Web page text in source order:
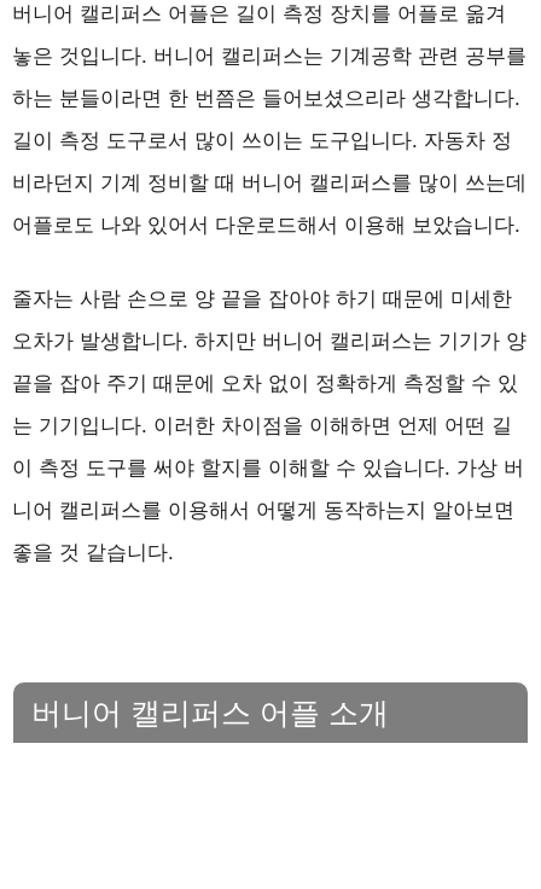
버니어 캘리퍼스 어플은 길이 측정 장치를 어플로 옮겨
놓은 것입니다. 버니어 캘리퍼스는 기계공학 관련 공부를
하는 분들이라면 한 번쯤은 들어보셨으리라 생각합니다.
길이 측정 도구로서 많이 쓰이는 도구입니다. 자동차 정
비라던지 기계 정비할 때 버니어 캘리퍼스를 많이 쓰는데
어플로도 나와 있어서 다운로드해서 이용해 보았습니다.
줄자는 사람 손으로 양 끝을 잡아야 하기 때문에 미세한
오차가 발생합니다. 하지만 버니어 캘리퍼스는 기기가 양
끝을 잡아 주기 때문에 오차 없이 정확하게 측정할 수 있
는 기기입니다. 이러한 차이점을 이해하면 언제 어떤 길
이 측정 도구를 써야 할지를 이해할 수 있습니다. 가상 버
니어 캘리퍼스를 이용해서 어떻게 동작하는지 알아보면
좋을 것 같습니다.
버니어 캘리퍼스 어플 소개